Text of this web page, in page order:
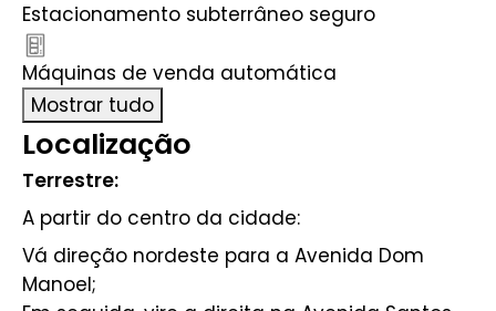
Estacionamento subterrâneo seguro
Máquinas de venda automática
Mostrar tudo
Localização
Terrestre:
A partir do centro da cidade:
Vá direção nordeste para a Avenida Dom
Manoel;